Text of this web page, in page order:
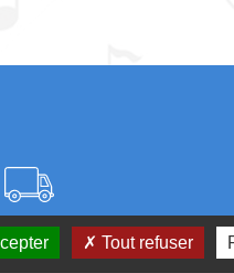
à prix coûtant
Tout refuser